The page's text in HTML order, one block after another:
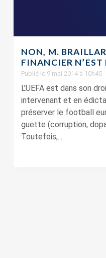
NON, M.
FINANCIER N’EST
Publié le 9 mai 2014 à 10h45
L’UEFA est dans son
intervenant et en
préserver le football
guette (corruption,
Toutefois,...